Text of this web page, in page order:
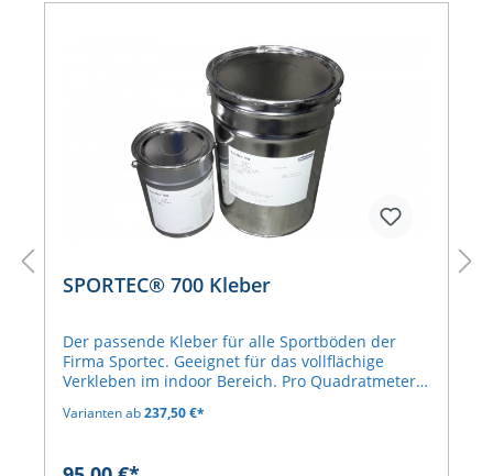
SPORTEC® 700 Kleber
Der passende Kleber für alle Sportböden der
Firma Sportec. Geeignet für das vollflächige
Verkleben im indoor Bereich. Pro Quadratmeter
zwischen 700 und 1000 ml Kleber. In den
Varianten ab237,50 €*